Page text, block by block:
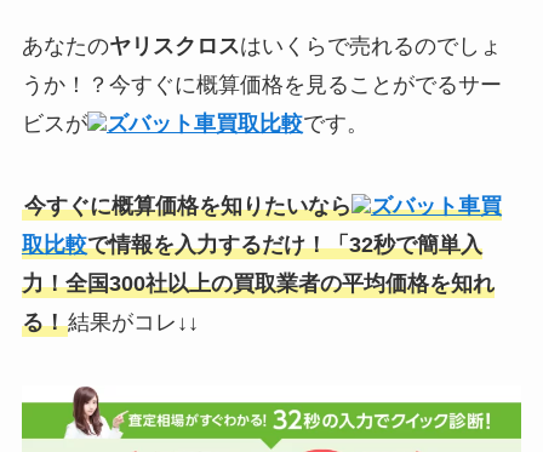
あなたのヤリスクロスはいくらで売れるのでしょ
うか！？今すぐに概算価格を見ることがでるサー
ビスが
ズバット車買取比較です。
今すぐに概算価格を知りたいなら
ズバット車買
取比較で情報を入力するだけ！「32秒で簡単入
力！全国300社以上の買取業者の平均価格を知れ
る！結果がコレ↓↓